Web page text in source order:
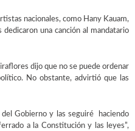
nacionales, como Hany Kauam,
una canción al mandatario
dijo que no se puede ordenar
No obstante, advirtió que las
del Gobierno y las seguiré haciendo
a la Constitución y las leyes”,